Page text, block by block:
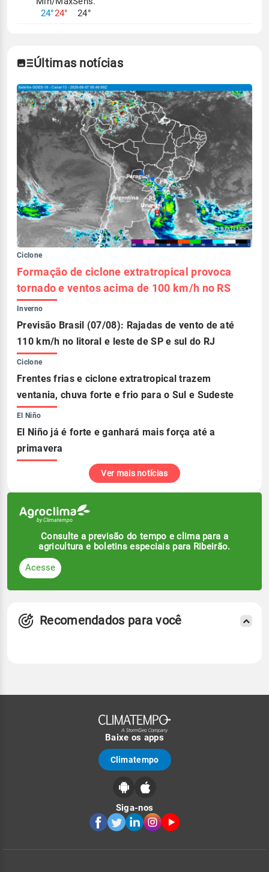
24°24°
24°
Últimas notícias
Ciclone
Formação de ciclone extratropical provoca
tornado e ventos acima de 100 km/h no RS
Inverno
Previsão Brasil (07/08): Rajadas de vento de até
110 km/h no litoral e leste de SP e sul do RJ
Ciclone
Frentes frias e ciclone extratropical trazem
ventania, chuva forte e frio para o Sul e Sudeste
El Niño
El Niño já é forte e ganhará mais força até a
primavera
Ver mais notícias
Consulte a previsão do tempo e clima para a
agricultura e boletins especiais para Ribeirão.
Acesse
Recomendados para você
Baixe os apps
Climatempo
Siga-nos